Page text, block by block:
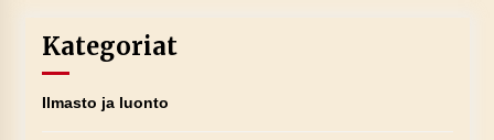
Kategoriat
Ilmasto ja luonto